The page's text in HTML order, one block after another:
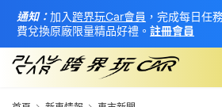
通知：加入 跨界玩Car會員 ，完成每日任
費兌換原廠限量精品好禮。 註冊會員